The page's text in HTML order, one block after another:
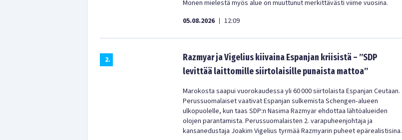
Monen mielestä myös alue on muuttunut merkittävästi viime vuosina.
05.08.2026 | 12:09
2.
Razmyar ja Vigelius kiivaina Espanjan kriisistä – ”SDP
levittää laittomille siirtolaisille punaista mattoa”
Marokosta saapui vuorokaudessa yli 60 000 siirtolaista Espanjan Ceutaan.
Perussuomalaiset vaativat Espanjan sulkemista Schengen‑alueen
ulkopuolelle, kun taas SDP:n Nasima Razmyar ehdottaa lähtöalueiden
olojen parantamista. Perussuomalaisten 2. varapuheenjohtaja ja
kansanedustaja Joakim Vigelius tyrmää Razmyarin puheet epärealistisina.